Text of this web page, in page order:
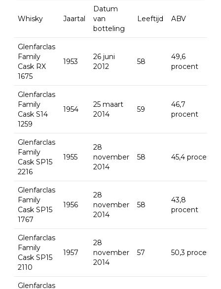
Whisky Jaartal
Datum
van
botteling
Leeftijd ABV
Glenfarclas
Family
Cask RX
1675
1953
26 juni
2012
58
49,6
procent
Glenfarclas
Family
Cask S14
1259
1954
25 maart
2014
59
46,7
procent
Glenfarclas
Family
Cask SP15
2216
1955
28
november
2014
58 45,4 procent
Glenfarclas
Family
Cask SP15
1767
1956
28
november
2014
58
43,8
procent
Glenfarclas
Family
Cask SP15
2110
1957
28
november
2014
57 50,3 procent
Glenfarclas